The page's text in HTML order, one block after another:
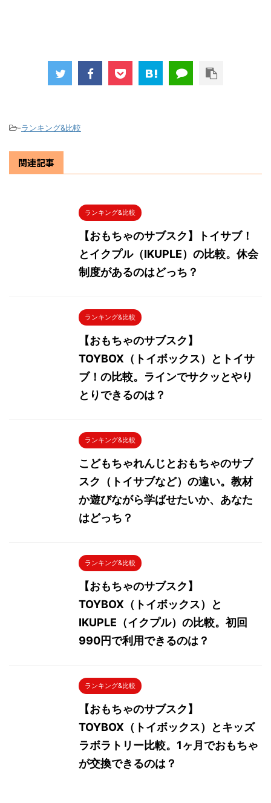
-ランキング&比較
関連記事
ランキング&比較
【おもちゃのサブスク】トイサブ！
とイクプル（IKUPLE）の比較。休会
制度があるのはどっち？
ランキング&比較
【おもちゃのサブスク】
TOYBOX（トイボックス）とトイサ
ブ！の比較。ラインでサクッとやり
とりできるのは？
ランキング&比較
こどもちゃれんじとおもちゃのサブ
スク（トイサブなど）の違い。教材
か遊びながら学ばせたいか、あなた
はどっち？
ランキング&比較
【おもちゃのサブスク】
TOYBOX（トイボックス）と
IKUPLE（イクプル）の比較。初回
990円で利用できるのは？
ランキング&比較
【おもちゃのサブスク】
TOYBOX（トイボックス）とキッズ
ラボラトリー比較。1ヶ月でおもちゃ
が交換できるのは？